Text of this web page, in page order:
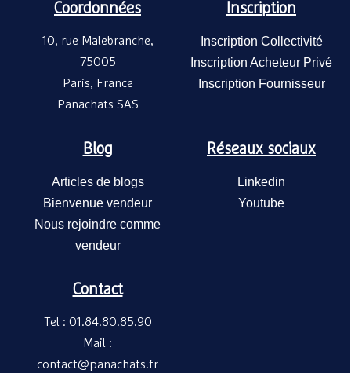
Coordonnées
10, rue Malebranche,
75005
Paris, France
Panachats SAS
Inscription
Inscription Collectivité
Inscription Acheteur Privé
Inscription Fournisseur
Blog
Articles de blogs
Bienvenue vendeur
Nous rejoindre comme
vendeur
Réseaux sociaux
Linkedin
Youtube
Contact
Tel : 01.84.80.85.90
Mail :
contact@panachats.fr